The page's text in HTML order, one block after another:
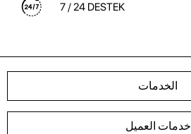
7 / 24 DESTEK
الخدمات
خدمات العميل